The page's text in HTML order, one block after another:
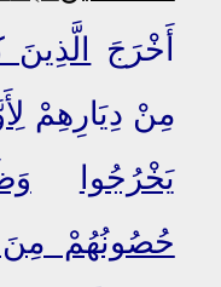
أَخْرَجَ
مِنْ دِيَارِهِمْ
يَخْرُجُوا
حُصُونُهُمْ مِنَ